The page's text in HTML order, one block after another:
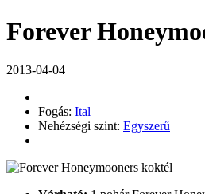
Forever
2013-04-04
Fogás: Ital
Nehézségi szint: Egyszerű